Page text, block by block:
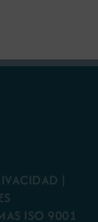
|
ISO 9001